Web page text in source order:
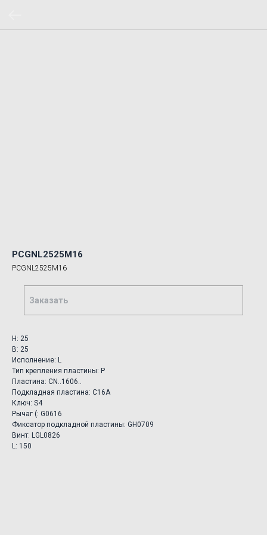
PCGNL2525M16
PCGNL2525M16
Заказать
H: 25
B: 25
Исполнение: L
Тип крепления пластины: P
Пластина: CN..1606..
Подкладная пластина: C16A
Ключ: S4
Рычаг (: G0616
Фиксатор подкладной пластины: GH0709
Винт: LGL0826
L: 150